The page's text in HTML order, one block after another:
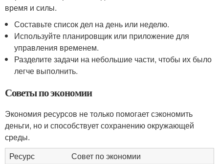
время и силы.
Составьте список дел на день или неделю.
Используйте планировщик или приложение для
управления временем.
Разделите задачи на небольшие части, чтобы их было
легче выполнить.
Советы по экономии
Экономия ресурсов не только помогает сэкономить
деньги, но и способствует сохранению окружающей
среды.
Ресурс
Совет по экономии